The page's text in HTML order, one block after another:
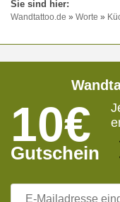
Wandtattoo.de » Worte »
10€
Gutschein